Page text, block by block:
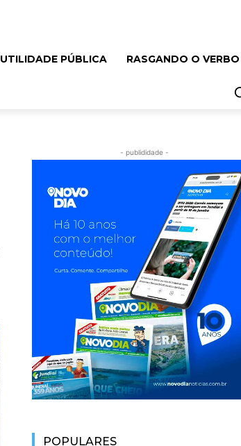
UTILIDADE PÚBLICA RASGANDO O VERBO
- publididade -
POPULARES